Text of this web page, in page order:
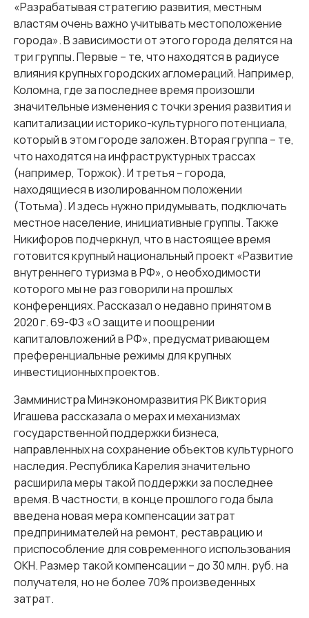
«Разрабатывая стратегию развития, местным
властям очень важно учитывать местоположение
города». В зависимости от этого города делятся на
три группы. Первые – те, что находятся в радиусе
влияния крупных городских агломераций. Например,
Коломна, где за последнее время произошли
значительные изменения с точки зрения развития и
капитализации историко-культурного потенциала,
который в этом городе заложен. Вторая группа – те,
что находятся на инфраструктурных трассах
(например, Торжок). И третья – города,
находящиеся в изолированном положении
(Тотьма). И здесь нужно придумывать, подключать
местное население, инициативные группы. Также
Никифоров подчеркнул, что в настоящее время
готовится крупный национальный проект «Развитие
внутреннего туризма в РФ», о необходимости
которого мы не раз говорили на прошлых
конференциях. Рассказал о недавно принятом в
2020 г. 69-ФЗ «О защите и поощрении
капиталовложений в РФ», предусматривающем
преференциальные режимы для крупных
инвестиционных проектов.
Замминистра Минэкономразвития РК Виктория
Игашева рассказала о мерах и механизмах
государственной поддержки бизнеса,
направленных на сохранение объектов культурного
наследия. Республика Карелия значительно
расширила меры такой поддержки за последнее
время. В частности, в конце прошлого года была
введена новая мера компенсации затрат
предпринимателей на ремонт, реставрацию и
приспособление для современного использования
ОКН. Размер такой компенсации – до 30 млн. руб. на
получателя, но не более 70% произведенных
затрат.